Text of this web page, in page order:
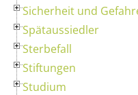
Sicherheit und
Spätaussiedler
Sterbefall
Stiftungen
Studium